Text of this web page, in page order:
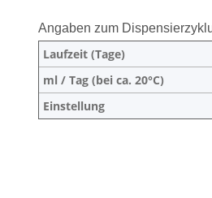
Angaben zum
Laufzeit (Tage)
ml / Tag (bei ca. 20°C)
Einstellung